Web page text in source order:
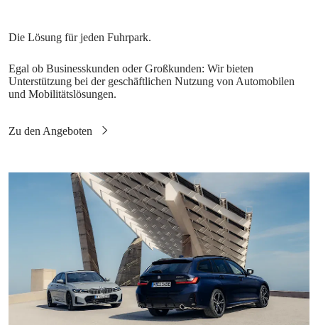
Egal ob Businesskunden oder Großkunden: Wir bieten
Unterstützung bei der geschäftlichen Nutzung von Automobilen
und Mobilitätslösungen.